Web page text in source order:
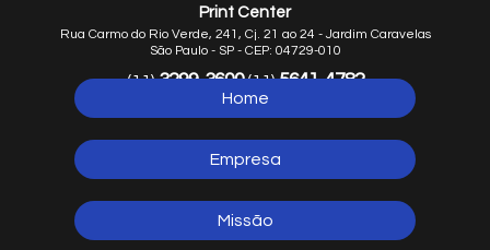
Print Center
Rua Carmo do Rio Verde, 241, Cj. 21 ao 24 - Jardim Caravelas
São Paulo - SP - CEP: 04729-010
(11)3299-3600(11)5641-4782
5641-1254
Home
Empresa
Missão